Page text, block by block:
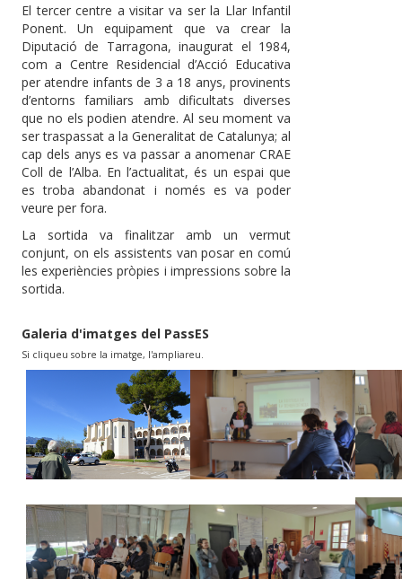
El tercer centre a visitar va ser la Llar Infantil
Ponent. Un equipament que va crear la
Diputació de Tarragona, inaugurat el 1984,
com a Centre Residencial d’Acció Educativa
per atendre infants de 3 a 18 anys, provinents
d’entorns familiars amb dificultats diverses
que no els podien atendre. Al seu moment va
ser traspassat a la Generalitat de Catalunya; al
cap dels anys es va passar a anomenar CRAE
Coll de l’Alba. En l’actualitat, és un espai que
es troba abandonat i només es va poder
veure per fora.
La sortida va finalitzar amb un vermut
conjunt, on els assistents van posar en comú
les experiències pròpies i impressions sobre la
sortida.
Galeria d'imatges del PassES
Si cliqueu sobre la imatge, l'ampliareu.